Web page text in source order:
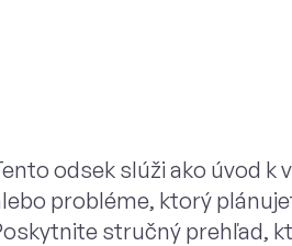
odsek slúži ako úvod
probléme, ktorý
stručný prehľad,